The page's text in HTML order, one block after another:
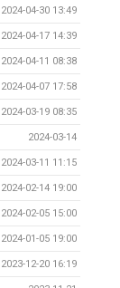
2024-04-30 13:49
2024-04-17 14:39
2024-04-11 08:38
2024-04-07 17:58
2024-03-19 08:35
2024-03-14
2024-03-11 11:15
2024-02-14 19:00
2024-02-05 15:00
2024-01-05 19:00
2023-12-20 16:19